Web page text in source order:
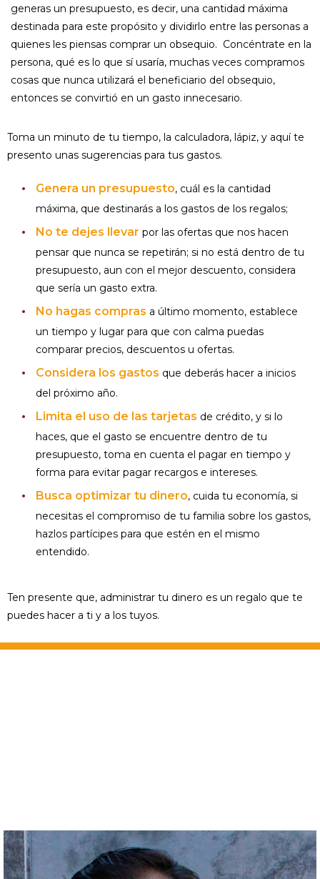
generas un presupuesto, es decir, una cantidad máxima
destinada para este propósito y dividirlo entre las personas a
quienes les piensas comprar un obsequio. Concéntrate en la
persona, qué es lo que sí usaría, muchas veces compramos
cosas que nunca utilizará el beneficiario del obsequio,
entonces se convirtió en un gasto innecesario.
Toma un minuto de tu tiempo, la calculadora, lápiz, y aquí te
presento unas sugerencias para tus gastos.
Genera un presupuesto, cuál es la cantidad
máxima, que destinarás a los gastos de los regalos;
No te dejes llevar por las ofertas que nos hacen
pensar que nunca se repetirán; si no está dentro de tu
presupuesto, aun con el mejor descuento, considera
que sería un gasto extra.
No hagas compras a último momento, establece
un tiempo y lugar para que con calma puedas
comparar precios, descuentos u ofertas.
Considera los gastos que deberás hacer a inicios
del próximo año.
Limita el uso de las tarjetas de crédito, y si lo
haces, que el gasto se encuentre dentro de tu
presupuesto, toma en cuenta el pagar en tiempo y
forma para evitar pagar recargos e intereses.
Busca optimizar tu dinero, cuida tu economía, si
necesitas el compromiso de tu familia sobre los gastos,
hazlos partícipes para que estén en el mismo
entendido.
Ten presente que, administrar tu dinero es un regalo que te
puedes hacer a ti y a los tuyos.